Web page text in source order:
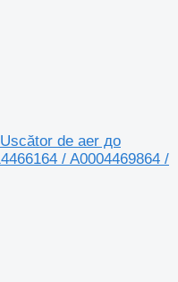
de aer до
/ A0004469864 /